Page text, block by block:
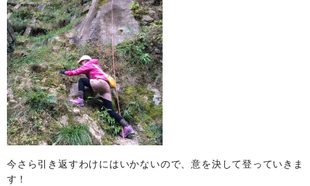
今さら引き返すわけにはいかないので、意を決して登っていきま
す！